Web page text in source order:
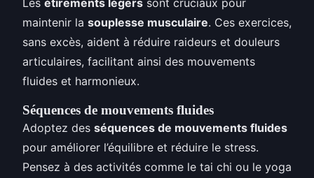
maintenir la souplesse musculaire. Ces exercices,
sans excès, aident à réduire raideurs et douleurs
articulaires, facilitant ainsi des mouvements
fluides et harmonieux.
Séquences de mouvements fluides
Adoptez des séquences de mouvements fluides
pour améliorer l’équilibre et réduire le stress.
Pensez à des activités comme le tai chi ou le yoga